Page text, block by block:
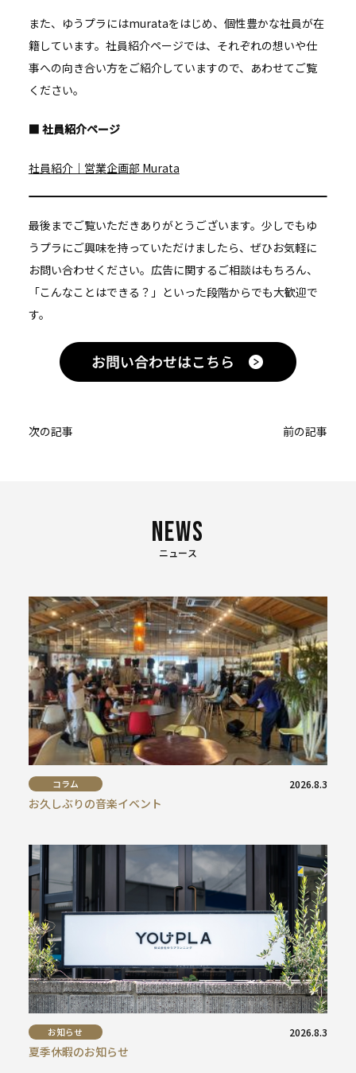
また、ゆうプラにはmurataをはじめ、個性豊かな社員が在
籍しています。社員紹介ページでは、それぞれの想いや仕
事への向き合い方をご紹介していますので、あわせてご覧
ください。
■ 社員紹介ページ
社員紹介｜営業企画部 Murata
最後までご覧いただきありがとうございます。少しでもゆ
うプラにご興味を持っていただけましたら、ぜひお気軽に
お問い合わせください。広告に関するご相談はもちろん、
「こんなことはできる？」といった段階からでも大歓迎で
す。
投
前の記事
次の記事
ニュース
コラム 2026.8.3
お久しぶりの音楽イベント
お知らせ 2026.8.3
夏季休暇のお知らせ